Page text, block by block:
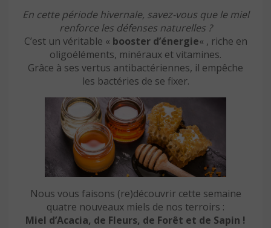
En cette période hivernale, savez-vous que le miel
renforce les défenses naturelles ?
C’est un véritable « booster d’énergie« , riche en
oligoéléments, minéraux et vitamines.
Grâce à ses vertus antibactériennes, il empêche
les bactéries de se fixer.
Nous vous faisons (re)découvrir cette semaine
quatre nouveaux miels de nos terroirs :
Miel d’Acacia, de Fleurs, de Forêt et de Sapin !